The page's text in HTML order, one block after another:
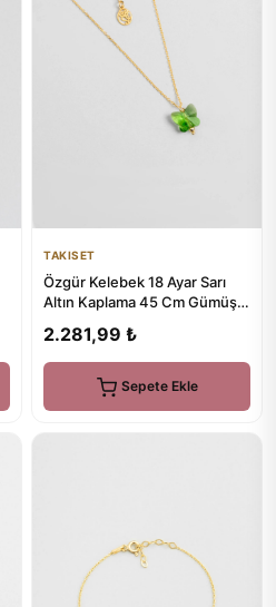
TAKISET
Özgür Kelebek 18 Ayar Sarı
Altın Kaplama 45 Cm Gümüş
2.281,99 ₺
Sepete Ekle